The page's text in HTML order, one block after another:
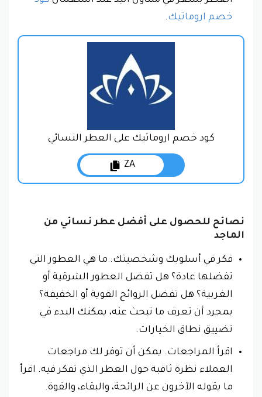
خصم اروماتيك.
كود خصم اروماتيك على العطر النسائي
ZA
نصائح للحصول على أفضل عطر نسائي من
الماجد
فكر في أسلوبك وشخصيتك. ما هي العطور التي
تفضلها عادة؟ هل تفضل العطور الشرقية أو
الغربية؟ هل تفضل الروائح القوية أو الخفيفة؟
بمجرد أن تعرف ما تبحث عنه، يمكنك البدء في
تضييق نطاق الخيارات.
اقرأ المراجعات. يمكن أن توفر لك مراجعات
العملاء نظرة ثاقبة حول العطر الذي تفكر فيه. اقرأ
ما يقوله الآخرون عن الرائحة، والبقاء، والقوة.